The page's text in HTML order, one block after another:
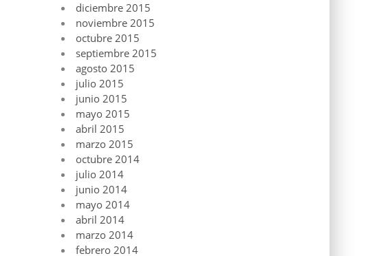
diciembre 2015
noviembre 2015
octubre 2015
septiembre 2015
agosto 2015
julio 2015
junio 2015
mayo 2015
abril 2015
marzo 2015
octubre 2014
julio 2014
junio 2014
mayo 2014
abril 2014
marzo 2014
febrero 2014